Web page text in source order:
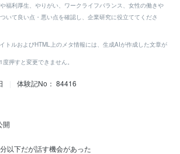
福利厚生、やりがい、ワークライフバランス、女性の働きや
いて良い点・悪い点を確認し、企業研究に役立ててくださ
トルおよびHTML上のメタ情報には、生成AIが作成した文章が
押すと変更できません。
体験記No： 84416
開
以下だが話す機会があった